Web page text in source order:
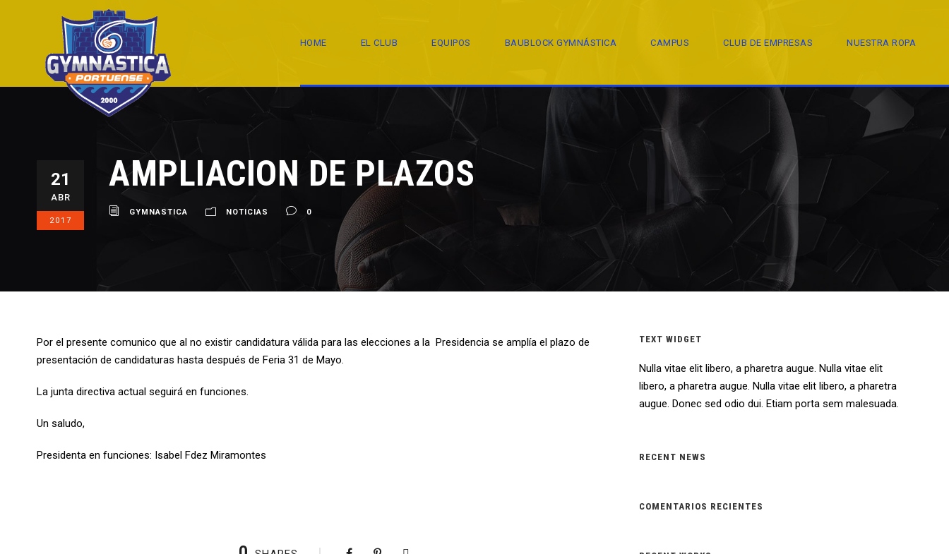
HOME EL CLUB EQUIPOS BAUBLOCK GYMNÁSTICA CAMPUS CLUB DE EMPRESAS NUESTRA ROPA
21
ABR
2017
AMPLIACION DE PLAZOS
GYMNASTICA NOTICIAS 0
Por el presente comunico que al no existir candidatura válida para las elecciones a la Presidencia se amplía el plazo de
presentación de candidaturas hasta después de Feria 31 de Mayo.
La junta directiva actual seguirá en funciones.
Un saludo,
Presidenta en funciones: Isabel Fdez Miramontes
TEXT WIDGET
Nulla vitae elit libero, a pharetra augue. Nulla vitae elit
libero, a pharetra augue. Nulla vitae elit libero, a pharetra
augue. Donec sed odio dui. Etiam porta sem malesuada.
RECENT NEWS
COMENTARIOS RECIENTES